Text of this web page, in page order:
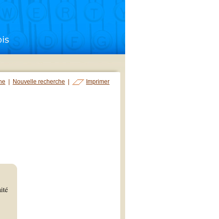
Nouvelle recherche Imprimer